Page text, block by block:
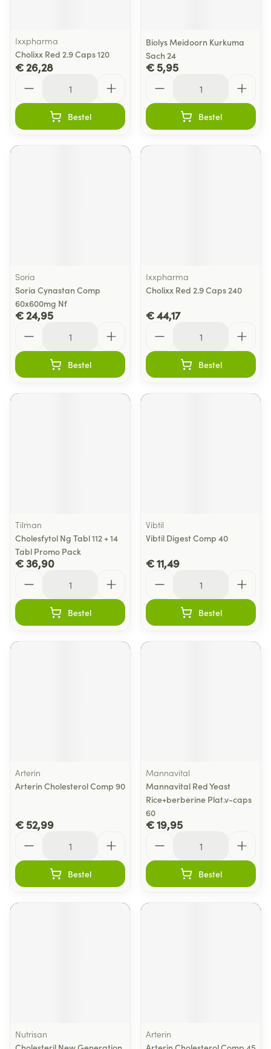
Ixxpharma
Cholixx Red 2.9 Caps 120
€ 26,28
Bestel
Biolys Meidoorn Kurkuma
Sach 24
€ 5,95
Bestel
Soria
Soria Cynastan Comp
60x600mg Nf
€ 24,95
Bestel
Ixxpharma
Cholixx Red 2.9 Caps 240
€ 44,17
Bestel
Tilman
Cholesfytol Ng Tabl 112 + 14
Tabl Promo Pack
€ 36,90
Bestel
Vibtil
Vibtil Digest Comp 40
€ 11,49
Bestel
Arterin
Arterin Cholesterol Comp 90
€ 52,99
Bestel
Mannavital
Mannavital Red Yeast
Rice+berberine Plat.v-caps
60
€ 19,95
Bestel
Nutrisan
Arterin